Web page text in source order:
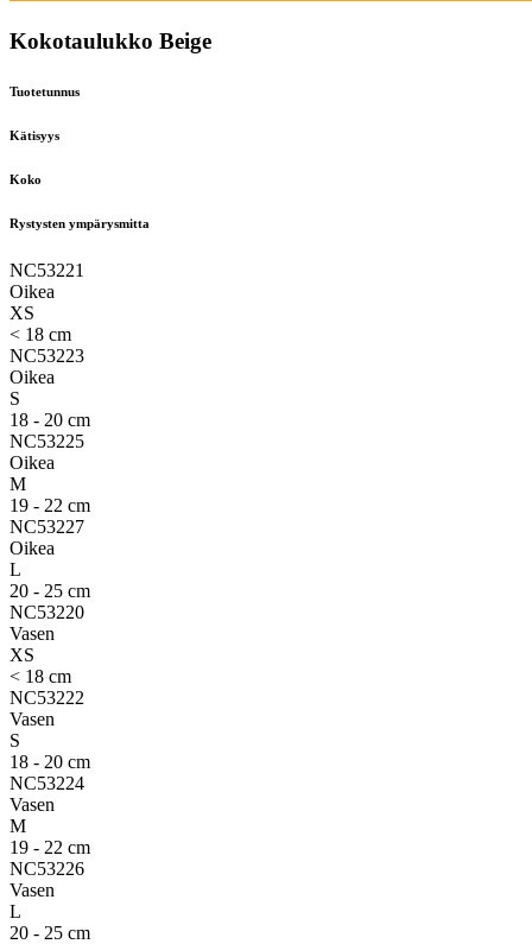
Kokotaulukko Beige
Tuotetunnus
Kätisyys
Koko
Rystysten ympärysmitta
NC53221
Oikea
XS
< 18 cm
NC53223
Oikea
S
18 - 20 cm
NC53225
Oikea
M
19 - 22 cm
NC53227
Oikea
L
20 - 25 cm
NC53220
Vasen
XS
< 18 cm
NC53222
Vasen
S
18 - 20 cm
NC53224
Vasen
M
19 - 22 cm
NC53226
Vasen
L
20 - 25 cm